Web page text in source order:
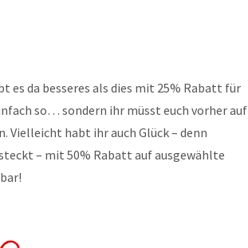
es da besseres als dies mit 25% Rabatt für
so… sondern ihr müsst euch vorher auf
Vielleicht habt ihr auch Glück – denn
– mit 50% Rabatt auf ausgewählte